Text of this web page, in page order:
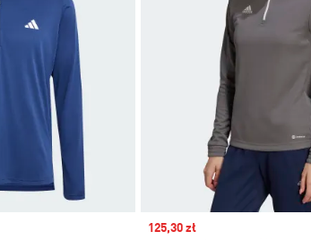
Sale price
125,30 zł